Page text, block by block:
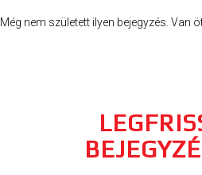
Még nem született ilyen bejegyzés. Van